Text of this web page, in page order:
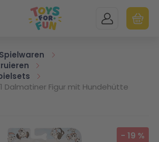
MEIN KONTO
Spielwaren
Dalmatiner Figur mit Hundehütte
springen - 19 %